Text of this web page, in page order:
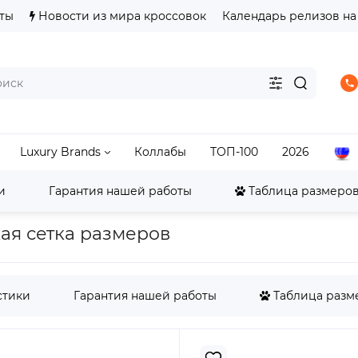
Новости из мира кроссовок Календарь релизов на
Luxury Brands Коллабы ТОП-100 2026
Гарантия нашей работы Таблица
Air Max Air Max 720 Nike Air Max 720 Bubble
сетка размеров
Гарантия нашей работы Таблица